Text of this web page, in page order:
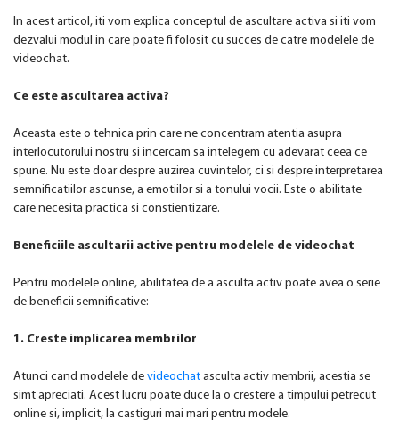
In acest articol, iti vom explica conceptul de ascultare activa si iti vom
dezvalui modul in care poate fi folosit cu succes de catre modelele de
videochat.
Ce este ascultarea activa?
Aceasta este o tehnica prin care ne concentram atentia asupra
interlocutorului nostru si incercam sa intelegem cu adevarat ceea ce
spune. Nu este doar despre auzirea cuvintelor, ci si despre interpretarea
semnificatiilor ascunse, a emotiilor si a tonului vocii. Este o abilitate
care necesita practica si constientizare.
Beneficiile ascultarii active pentru modelele de videochat
Pentru modelele online, abilitatea de a asculta activ poate avea o serie
de beneficii semnificative:
1. Creste implicarea membrilor
Atunci cand modelele de videochat asculta activ membrii, acestia se
simt apreciati. Acest lucru poate duce la o crestere a timpului petrecut
online si, implicit, la castiguri mai mari pentru modele.